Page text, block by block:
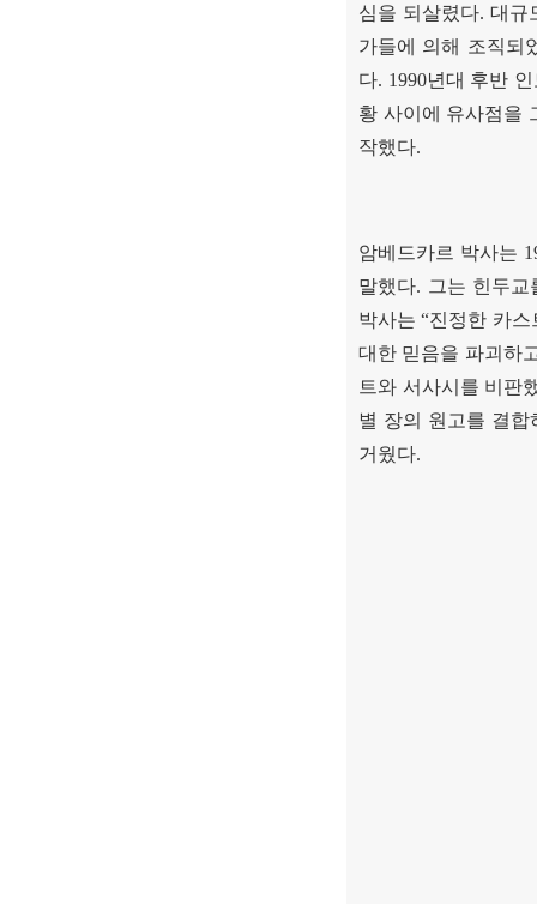
심을 되살렸다. 대규
가들에 의해 조직되
다. 1990년대 후반
황 사이에 유사점을
작했다.
암베드카르 박사는
말했다. 그는 힌두
박사는“진정한 카스
대한 믿음을 파괴하
트와 서사시를 비판
별 장의 원고를 결
거웠다.